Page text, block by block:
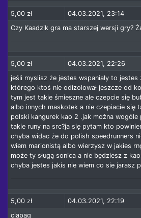
5,00 zł 04.03.2021, 23:14
Czy Kaadzik gra ma starszej wersji gry?
5,00 zł 04.03.2021, 22:26
jeśli myslisz że jestes wspaniały to jestes
którego ktoś nie odizolował jeszcze od
tym jest takie śmieszne ale czepcie się
albo innych maskotek a nie czepiacie się
polski kangurek kao 2 .jak można wogóle
takie runy na src?ja się pytam kto
chyba widac że do polish speedrunners
wiem marionistą albo wierzysz w jakies
może ty sługą sonica a nie będziesz z
chyba jestes jakis nie wiem co sie jarasz
5,00 zł 04.03.2021, 22:19
ciapąg